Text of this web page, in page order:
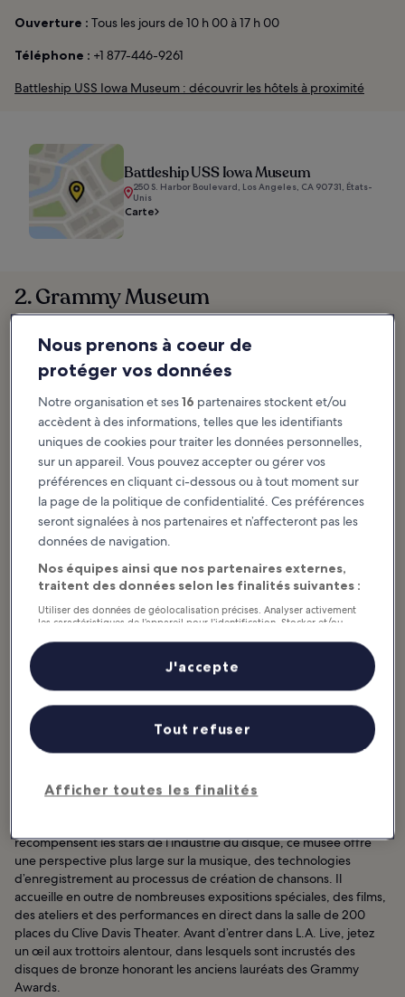
Ouverture : Tous les jours de 10 h 00 à 17 h 00
Téléphone : +1 877-446-9261
Battleship USS Iowa Museum : découvrir les hôtels à proximité
Battleship USS Iowa Museum
250 S. Harbor Boulevard, Los Angeles, CA 90731, États-
Unis
Carte
2. Grammy Museum
Le Grammy Museum est une célébration de la musique sous
toutes ses formes. Ses expositions et ses expériences interactives
divertissement L.A. Live, dans le centre de Los Angeles.
récompensent les stars de l’industrie du disque, ce musée offre
une perspective plus large sur la musique, des technologies
d’enregistrement au processus de création de chansons. Il
accueille en outre de nombreuses expositions spéciales, des films,
des ateliers et des performances en direct dans la salle de 200
places du Clive Davis Theater. Avant d’entrer dans L.A. Live, jetez
un œil aux trottoirs alentour, dans lesquels sont incrustés des
disques de bronze honorant les anciens lauréats des Grammy
Awards.
Nous prenons à coeur de
protéger vos données
Notre organisation et ses16 partenaires stockent et/ou
accèdent à des informations, telles que les identifiants
uniques de cookies pour traiter les données personnelles,
sur un appareil. Vous pouvez accepter ou gérer vos
préférences en cliquant ci-dessous ou à tout moment sur
la page de la politique de confidentialité. Ces préférences
seront signalées à nos partenaires et n’affecteront pas les
données de navigation.
Nos équipes ainsi que nos partenaires externes,
traitent des données selon les finalités suivantes :
Utiliser des données de géolocalisation précises. Analyser activement
les caractéristiques de l’appareil pour l’identification. Stocker et/ou
personnalisés, mesure de performance des publicités et du contenu,
études d’audience et développement de services.
Liste de nos partenaires (fournisseurs)
Afficher toutes les finalités
Tout refuser
J'accepte